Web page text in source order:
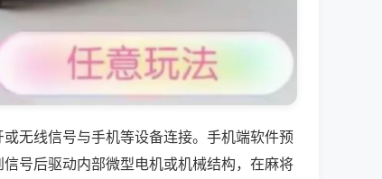
无线信号与手机等设备连接。手机端软件预
号后驱动内部微型电机或机械结构，在麻将